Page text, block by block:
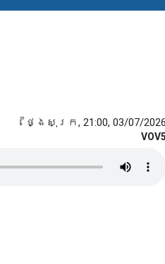
ថ្ងៃសុក្រ, 21:00, 03/07/2026
VOV5